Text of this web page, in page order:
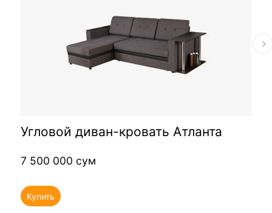
Угловой диван-кровать Атланта
7 500 000 сум
Купить